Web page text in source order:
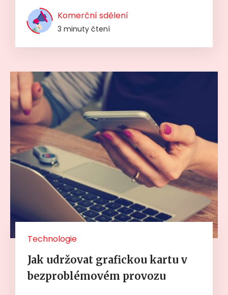
Komerční sdělení
3 minuty čtení
Technologie
Jak udržovat grafickou kartu v
bezproblémovém provozu